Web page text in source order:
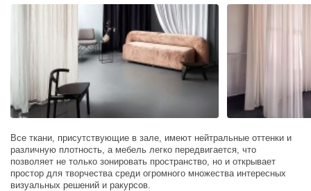
Все ткани, присутствующие в зале, имеют нейтральные оттенки и
различную плотность, а мебель легко передвигается, что
позволяет не только зонировать пространство, но и открывает
простор для творчества среди огромного множества интересных
визуальных решений и ракурсов.